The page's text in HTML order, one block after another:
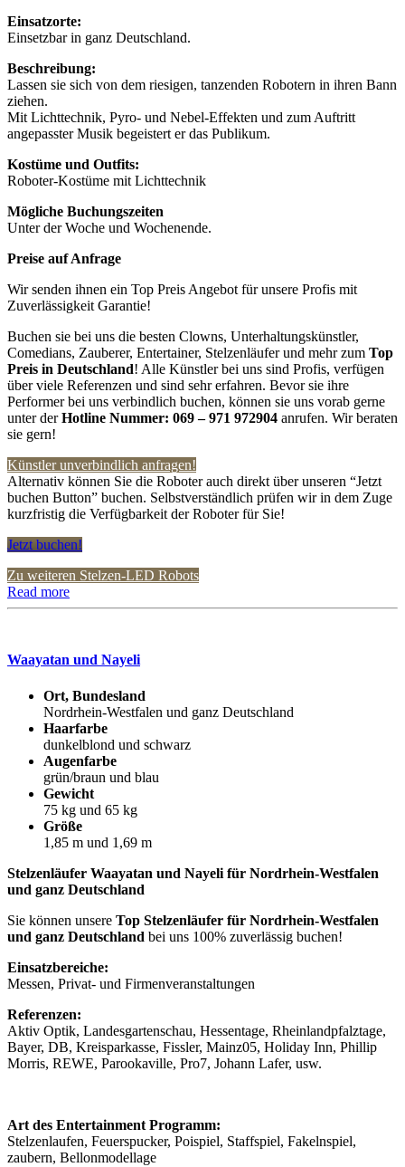
Einsatzorte:
Einsetzbar in ganz Deutschland.
Beschreibung:
Lassen sie sich von dem riesigen, tanzenden Robotern in ihren Bann
ziehen.
Mit Lichttechnik, Pyro- und Nebel-Effekten und zum Auftritt
angepasster Musik begeistert er das Publikum.
Kostüme und Outfits:
Roboter-Kostüme mit Lichttechnik
Mögliche Buchungszeiten
Unter der Woche und Wochenende.
Preise auf Anfrage
Wir senden ihnen ein Top Preis Angebot für unsere Profis mit
Zuverlässigkeit Garantie!
Buchen sie bei uns die besten Clowns, Unterhaltungskünstler,
Comedians, Zauberer, Entertainer, Stelzenläufer und mehr zum Top
Preis in Deutschland! Alle Künstler bei uns sind Profis, verfügen
über viele Referenzen und sind sehr erfahren. Bevor sie ihre
Performer bei uns verbindlich buchen, können sie uns vorab gerne
unter derHotline Nummer: 069 – 971 972904 anrufen. Wir beraten
sie gern!
Künstler unverbindlich anfragen!
Alternativ können Sie die Roboter auch direkt über unseren “Jetzt
buchen Button” buchen. Selbstverständlich prüfen wir in dem Zuge
kurzfristig die Verfügbarkeit der Roboter für Sie!
Jetzt buchen!
Zu weiteren Stelzen-LED Robots
Read more
Waayatan und Nayeli
Ort, Bundesland
Nordrhein-Westfalen und ganz Deutschland
Haarfarbe
dunkelblond und schwarz
Augenfarbe
grün/braun und blau
Gewicht
75 kg und 65 kg
Größe
1,85 m und 1,69 m
Stelzenläufer Waayatan und Nayeli für Nordrhein-Westfalen
und ganz Deutschland
Sie können unsere Top Stelzenläufer für Nordrhein-Westfalen
und ganz Deutschland bei uns 100% zuverlässig buchen!
Einsatzbereiche:
Messen, Privat- und Firmenveranstaltungen
Referenzen:
Aktiv Optik, Landesgartenschau, Hessentage, Rheinlandpfalztage,
Bayer, DB, Kreisparkasse, Fissler, Mainz05, Holiday Inn, Phillip
Morris, REWE, Parookaville, Pro7, Johann Lafer, usw.
Art des Entertainment Programm:
Stelzenlaufen, Feuerspucker, Poispiel, Staffspiel, Fakelnspiel,
zaubern, Bellonmodellage